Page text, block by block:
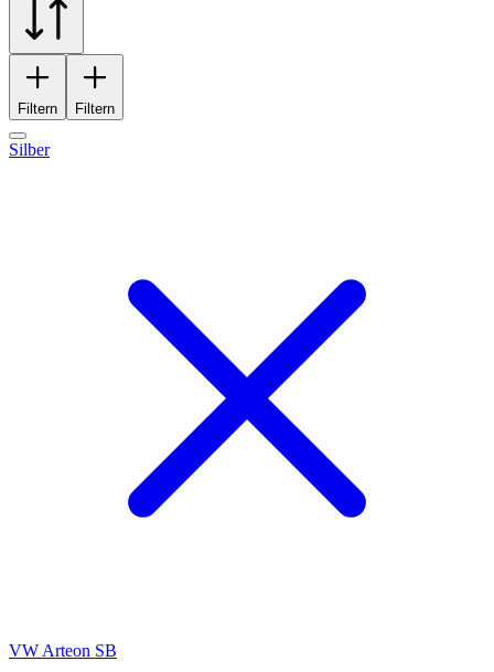
Filtern Filtern
Silber
VW Arteon SB